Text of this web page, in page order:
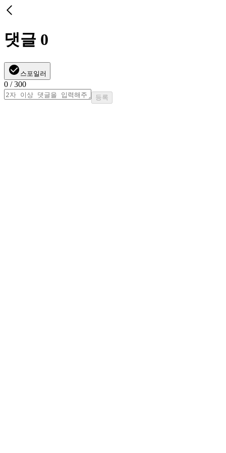
댓글 0
스포일러
0 / 300
등록